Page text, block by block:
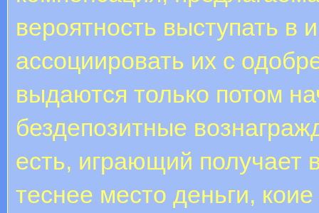
вероятность выступать в
ассоциировать их с
выдаются только потом
бездепозитные
есть, играющий получает
теснее место деньги,